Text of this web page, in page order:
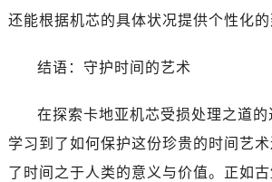
还能根据机芯的具体状况提供个性化的
结语：守护时间的艺术
在探索卡地亚机芯受损处理之道
学习到了如何保护这份珍贵的时间艺
了时间之于人类的意义与价值。正如